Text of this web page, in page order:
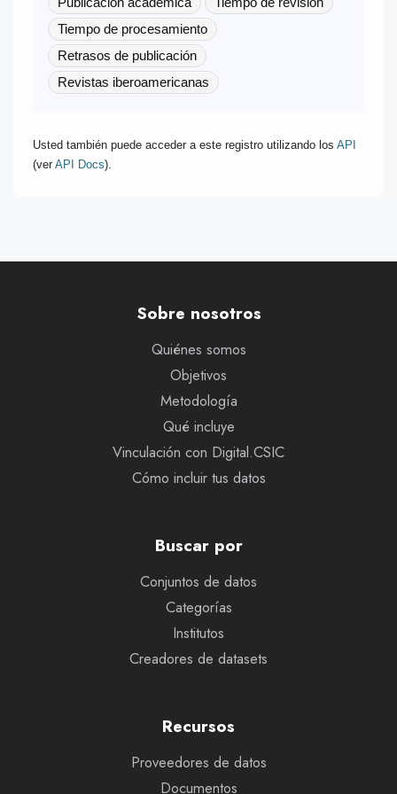
Tiempo de procesamiento
Retrasos de publicación
Revistas iberoamericanas
Usted también puede acceder a este registro utilizando los API
(ver API Docs).
Sobre nosotros
Quiénes somos
Objetivos
Metodología
Qué incluye
Vinculación con Digital.CSIC
Cómo incluir tus datos
Buscar por
Conjuntos de datos
Categorías
Institutos
Creadores de datasets
Recursos
Proveedores de datos
Documentos